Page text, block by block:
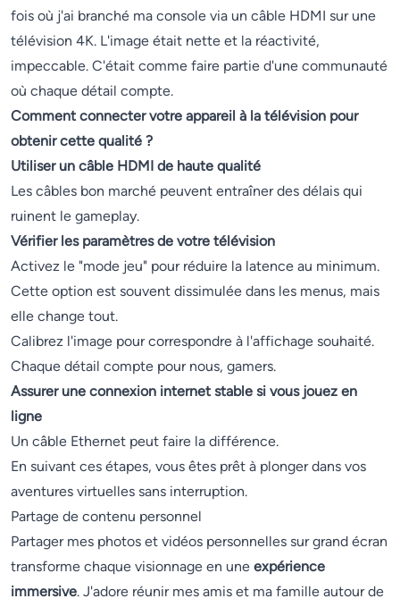
fois où j'ai branché ma console via un câble HDMI sur une
télévision 4K. L'image était nette et la réactivité,
impeccable. C'était comme faire partie d'une communauté
où chaque détail compte.
Comment connecter votre appareil à la télévision pour
obtenir cette qualité ?
Utiliser un câble HDMI de haute qualité
Les câbles bon marché peuvent entraîner des délais qui
ruinent le gameplay.
Vérifier les paramètres de votre télévision
Activez le "mode jeu" pour réduire la latence au minimum.
Cette option est souvent dissimulée dans les menus, mais
elle change tout.
Calibrez l'image pour correspondre à l'affichage souhaité.
Chaque détail compte pour nous, gamers.
Assurer une connexion internet stable si vous jouez en
ligne
Un câble Ethernet peut faire la différence.
En suivant ces étapes, vous êtes prêt à plonger dans vos
aventures virtuelles sans interruption.
Partage de contenu personnel
Partager mes photos et vidéos personnelles sur grand écran
transforme chaque visionnage en une expérience
immersive. J'adore réunir mes amis et ma famille autour de